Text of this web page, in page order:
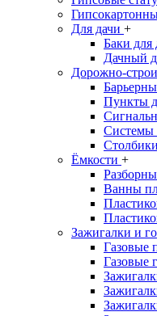
Для дачи +
Баки для
Дачный
Дорожно-
Пункты
Системы
Ёмкости +
Ванны
Зажигалки и
Газовые
Газовые